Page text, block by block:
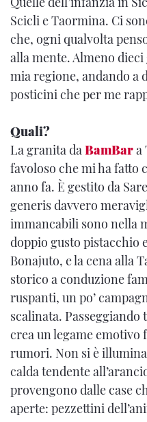
Scicli e Taormina. Ci
che, ogni qualvolta
alla mente. Almeno
mia regione, andando a
posticini che per me
Quali?
La granita daBamBara
favoloso che mi ha fatto
anno fa. È gestito da
generis davvero
immancabili sono nella
doppio gusto pistacchio
Bonajuto, e la cena alla
storico a conduzione
ruspanti, un po’
scalinata.
crea un legame emotivo
rumori. Non si è
calda tendente
provengono dalle case
aperte: pezzettini